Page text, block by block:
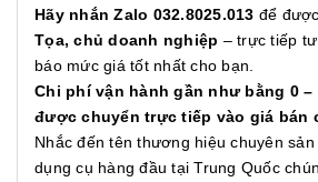
Hãy nhắn Zalo 032.8025.013 để
Tọa, chủ doanh nghiệp – trực tiếp
báo mức giá tốt nhất cho bạn.
Chi phí vận hành gần như bằng 0 –
được chuyển trực tiếp vào giá bán
Nhắc đến tên thương hiệu chuyên
dụng cụ hàng đầu tại Trung Quốc